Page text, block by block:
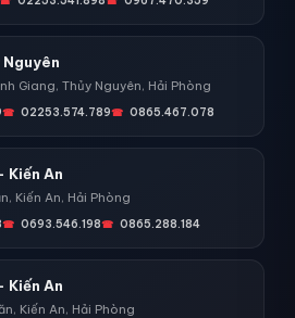
Giang, Thủy Nguyên, Hải Phòng
02253.574.789 0865.467.078
Kiến An
Kiến An, Hải Phòng
0693.546.198 0865.288.184
Kiến An
Kiến An, Hải Phòng